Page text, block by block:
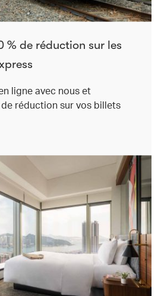
% de réduction sur les
ligne avec nous et
réduction sur vos billets